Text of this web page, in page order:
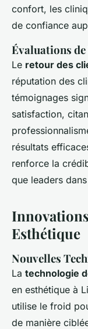
confort, les
de confiance
Évaluations
Le retour des
réputation des
témoignages
satisfaction,
résultats
renforce la
que leaders
Esthétique
Nouvelles
La technologie
en esthétique à
utilise le froid
de manière